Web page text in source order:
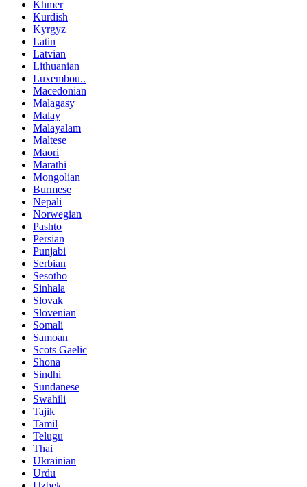
Khmer
Kurdish
Kyrgyz
Latin
Latvian
Lithuanian
Luxembou..
Macedonian
Malagasy
Malay
Malayalam
Maltese
Maori
Marathi
Mongolian
Burmese
Nepali
Norwegian
Pashto
Persian
Punjabi
Serbian
Sesotho
Sinhala
Slovak
Slovenian
Somali
Samoan
Scots Gaelic
Shona
Sindhi
Sundanese
Swahili
Tajik
Tamil
Telugu
Thai
Ukrainian
Urdu